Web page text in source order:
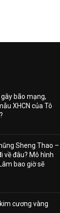
bão mạng,
XHCN của Tô
Sheng Thao –
về đâu? Mô hình
bao giờ sẽ
cương vàng